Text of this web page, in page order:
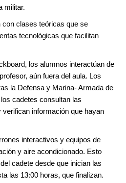
militar.
con clases teóricas que se
tecnológicas que facilitan
los alumnos interactúan de
aún fuera del aula. Los
la Defensa y Marina- Armada de
cadetes consultan las
verifican información que hayan
interactivos y equipos de
y aire acondicionado. Esto
cadete desde que inician las
las 13:00 horas, que finalizan.